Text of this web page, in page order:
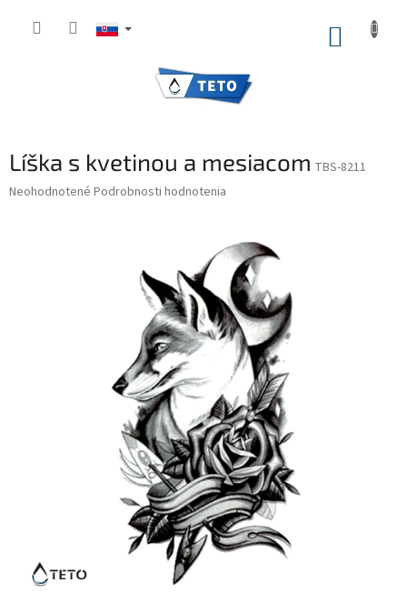
Líška s kvetinou a mesiacom TBS-8211
Priemerné
Neohodnotené Podrobnosti hodnotenia